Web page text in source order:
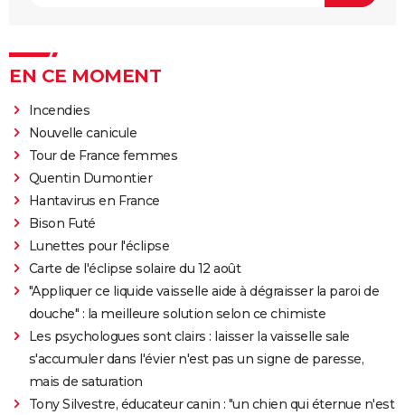
EN CE MOMENT
Incendies
Nouvelle canicule
Tour de France femmes
Quentin Dumontier
Hantavirus en France
Bison Futé
Lunettes pour l'éclipse
Carte de l'éclipse solaire du 12 août
"Appliquer ce liquide vaisselle aide à dégraisser la paroi de
douche" : la meilleure solution selon ce chimiste
Les psychologues sont clairs : laisser la vaisselle sale
s'accumuler dans l'évier n'est pas un signe de paresse,
mais de saturation
Tony Silvestre, éducateur canin : "un chien qui éternue n'est